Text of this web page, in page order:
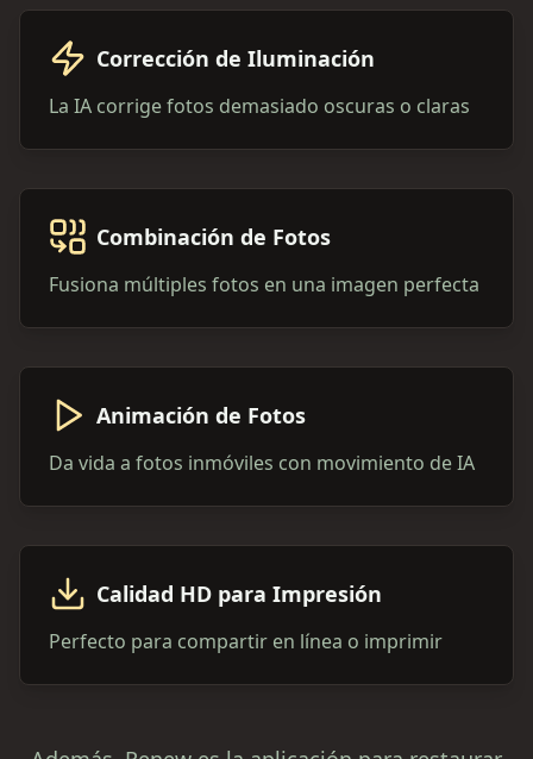
Corrección de Iluminación
La IA corrige fotos demasiado oscuras o claras
Combinación de Fotos
Fusiona múltiples fotos en una imagen perfecta
Animación de Fotos
Da vida a fotos inmóviles con movimiento de IA
Calidad HD para Impresión
Perfecto para compartir en línea o imprimir